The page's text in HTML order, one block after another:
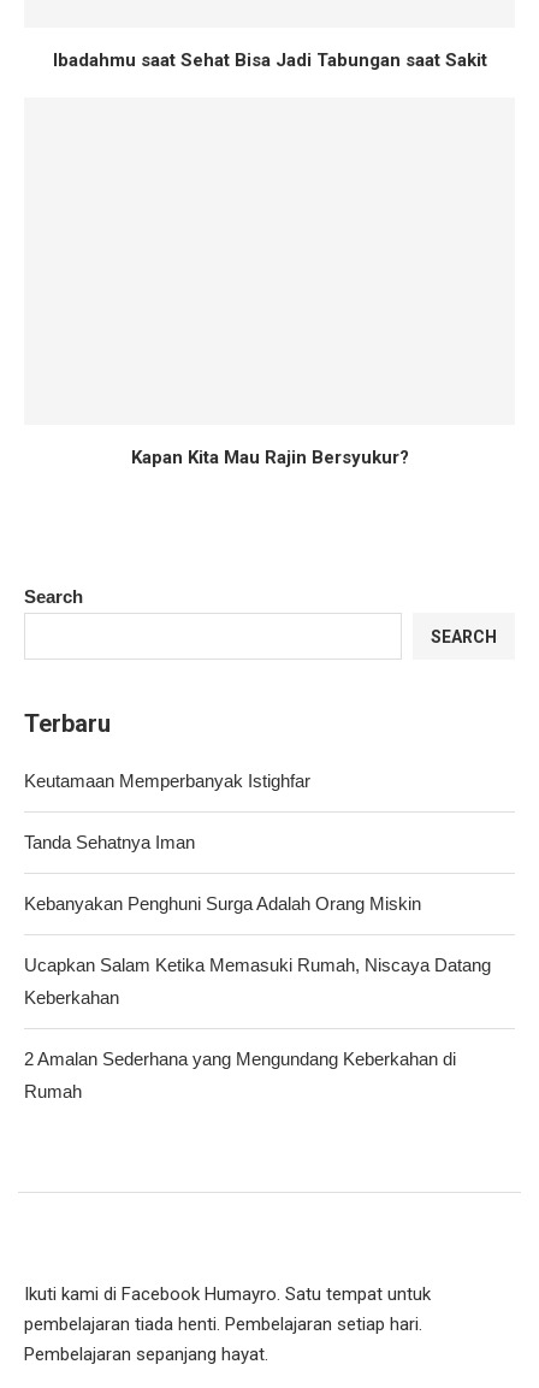
Ibadahmu saat Sehat Bisa Jadi Tabungan saat Sakit
Kapan Kita Mau Rajin Bersyukur?
Search
SEARCH
Terbaru
Keutamaan Memperbanyak Istighfar
Tanda Sehatnya Iman
Kebanyakan Penghuni Surga Adalah Orang Miskin
Ucapkan Salam Ketika Memasuki Rumah, Niscaya Datang
Keberkahan
2 Amalan Sederhana yang Mengundang Keberkahan di
Rumah
Ikuti kami di Facebook Humayro. Satu tempat untuk
pembelajaran tiada henti. Pembelajaran setiap hari.
Pembelajaran sepanjang hayat.